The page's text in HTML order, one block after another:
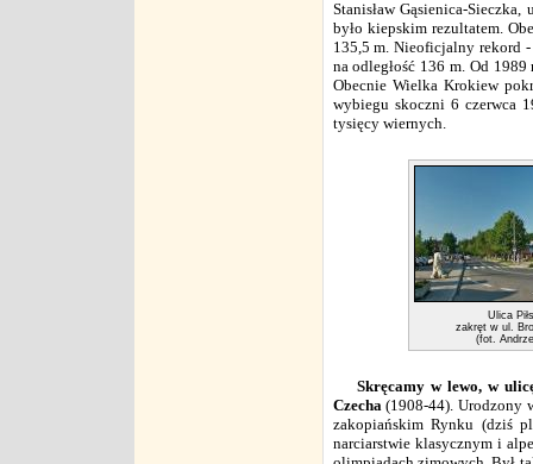
Stanisław Gąsienica-
było kiepskim rezultatem.
135,5 m. Nieoficjalny rekord
na odległość 136 m. Od
Obecnie Wielka Krokiew
wybiegu skoczni 6 czerwca
tysięcy wiernych.
Ulica
zakręt w ul.
(fot.
Skręcamy w lewo, w
Czecha(1908-44). Urodzony
zakopiańskim Rynku (dziś
narciarstwie klasycznym i